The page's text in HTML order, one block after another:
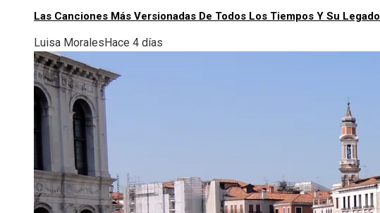
Las Canciones Más Versionadas De Todos Los Tiempos Y Su Legado
Luisa MoralesHace 4 días